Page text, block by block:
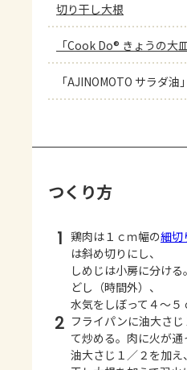
切り干し大根
「Cook Do® きょうの大
「AJINOMOTO サラダ油」
つくり方
1 鶏肉は１ｃｍ幅の細切
は斜め切りにし、
しめじは小房に分け
どし（時間外）、
水気をしぼって４～５
2 フライパンに油大さ
て炒める。肉に火が通
油大さじ１／２を加